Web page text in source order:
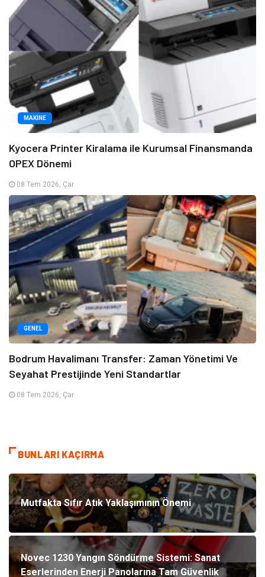
MAKINE
Kyocera Printer Kiralama ile Kurumsal Finansmanda
OPEX Dönemi
08 Tem 2026, Çar
GENEL
Bodrum Havalimanı Transfer: Zaman Yönetimi Ve
Seyahat Prestijinde Yeni Standartlar
08 Tem 2026, Çar
BUNLARI KAÇIRMA
Mutfakta Sıfır Atık Yaklaşımının Önemi
Novec 1230 Yangın Söndürme Sistemi: Sanat
Eserlerinden Enerji Panolarına Tam Güvenlik